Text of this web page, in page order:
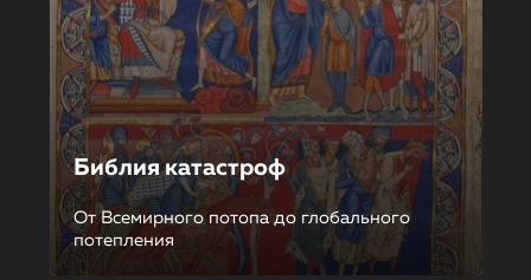
Библия катастроф
От Всемирного потопа до глобального
потепления